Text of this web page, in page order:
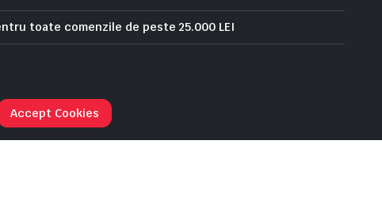
toate comenzile de peste 25.000 LEI
Urmarie comanda
Accept Cookies